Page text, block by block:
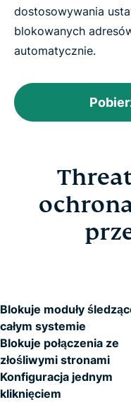
dostosowywania
blokowanych
automatycznie.
Blokuje moduły
całym systemie
Blokuje połączenia ze
złośliwymi stronami
Konfiguracja jednym
kliknięciem